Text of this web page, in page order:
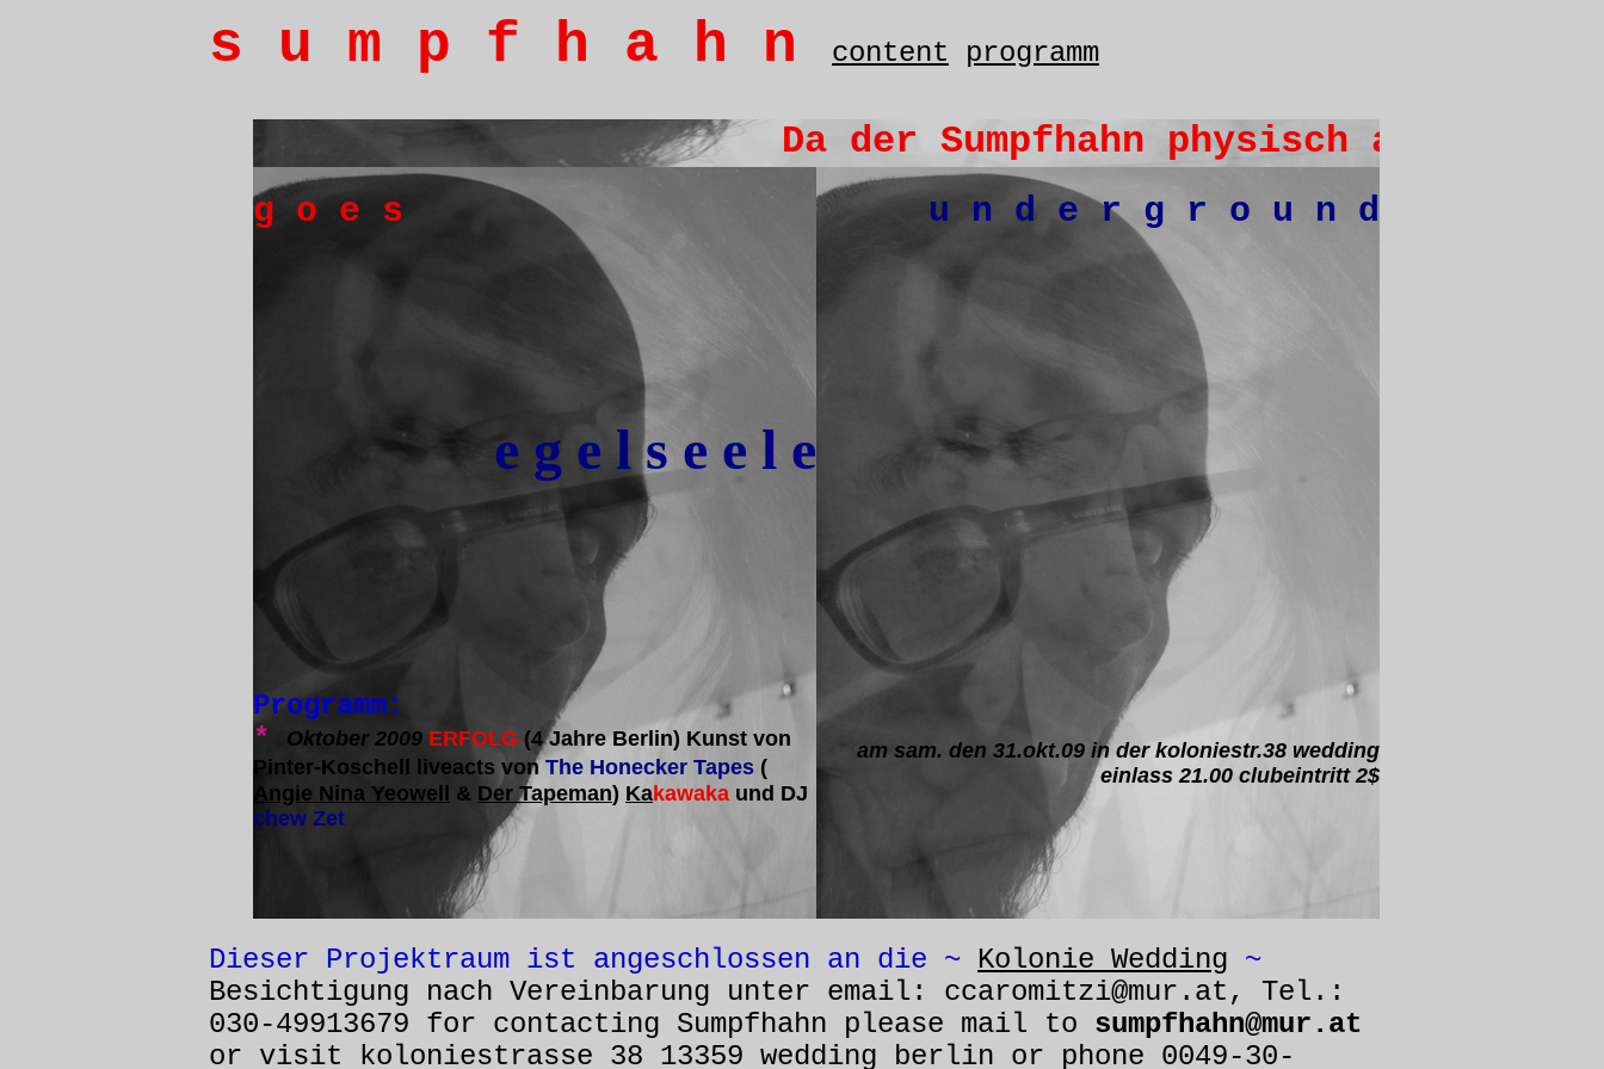
s u m p f h a h n content programm
Da der Sumpfhahn physisch am
g o e s
e g e l s e e l e
Programm:
*
Oktober 2009 ERFOLG (4 Jahre Berlin) Kunst von
Pinter-Koschell liveacts von The Honecker Tapes (
Angie Nina Yeowell
& Der Tapeman) Kakawaka und DJ
chew Zet
u n d e r g r o u n d
am sam. den 31.okt.09 in der koloniestr.38 wedding
einlass 21.00 clubeintritt 2$
Dieser Projektraum ist angeschlossen an die ~ Kolonie Wedding ~
Besichtigung nach Vereinbarung unter email: ccaromitzi@mur.at, Tel.:
030-49913679 for contacting Sumpfhahn please mail to sumpfhahn@mur.at
or visit koloniestrasse 38 13359 wedding berlin or phone 0049-30-